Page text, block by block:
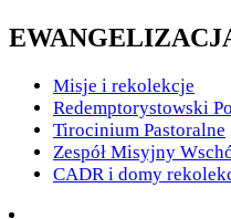
Misje i rekolekcje
Redemptorystowski
Tirocinium Pastoralne
Zespół Misyjny
CADR i domy